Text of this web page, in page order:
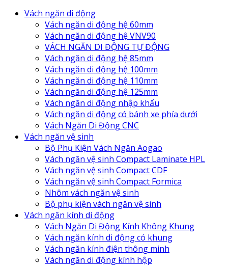
Vách ngăn di động
Vách ngăn di động hệ 60mm
Vách ngăn di động hệ VNV90
VÁCH NGĂN DI ĐỘNG TỰ ĐỘNG
Vách ngăn di động hệ 85mm
Vách ngăn di động hệ 100mm
Vách ngăn di động hệ 110mm
Vách ngăn di động hệ 125mm
Vách ngăn di động nhập khẩu
Vách ngăn di động có bánh xe phía dưới
Vách Ngăn Di Động CNC
Vách ngăn vệ sinh
Bộ Phụ Kiện Vách Ngăn Aogao
Vách ngăn vệ sinh Compact Laminate HPL
Vách ngăn vệ sinh Compact CDF
Vách ngăn vệ sinh Compact Formica
Nhôm vách ngăn vệ sinh
Bộ phụ kiện vách ngăn vệ sinh
Vách ngăn kính di động
Vách Ngăn Di Động Kính Không Khung
Vách ngăn kính di động có khung
Vách ngăn kính điện thông minh
Vách ngăn di động kính hộp